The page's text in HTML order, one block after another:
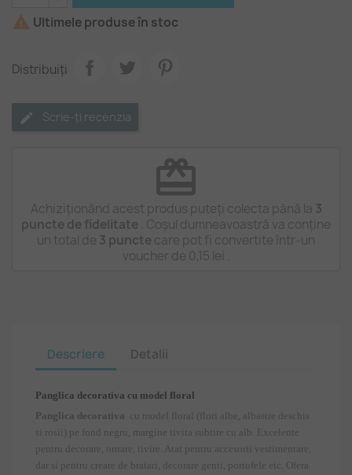
 Ultimele produse în stoc
Distribuiți
Scrie-ți recenzia
redeem
Achiziționând acest produs puteți colecta până la 3
puncte de fidelitate . Coșul dumneavoastră va conține
un total de 3 puncte care pot fi convertite într-un
voucher de 0,15 lei
Descriere Detalii
Panglica decorativa cu model floral
Panglica decorativa cu model floral (flori albe, albastre deschis
si rosii) pe fond negru, margine tivita subtire cu alb. Excelente
pentru decorare, ornare, tivire. Atat pentru accesorii vestimentare,
dar si pentru creare de bratari, decorare genti, portofele etc. Ofera